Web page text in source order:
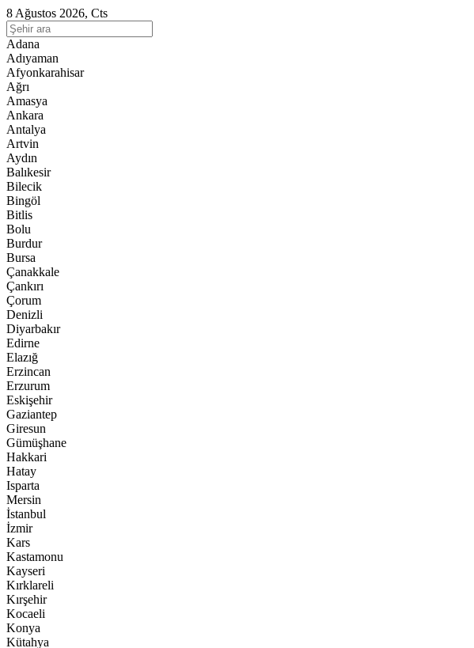
8 Ağustos 2026, Cts
Adana
Adıyaman
Afyonkarahisar
Ağrı
Amasya
Ankara
Antalya
Artvin
Aydın
Balıkesir
Bilecik
Bingöl
Bitlis
Bolu
Burdur
Bursa
Çanakkale
Çankırı
Çorum
Denizli
Diyarbakır
Edirne
Elazığ
Erzincan
Erzurum
Eskişehir
Gaziantep
Giresun
Gümüşhane
Hakkari
Hatay
Isparta
Mersin
İstanbul
İzmir
Kars
Kastamonu
Kayseri
Kırklareli
Kırşehir
Kocaeli
Konya
Kütahya